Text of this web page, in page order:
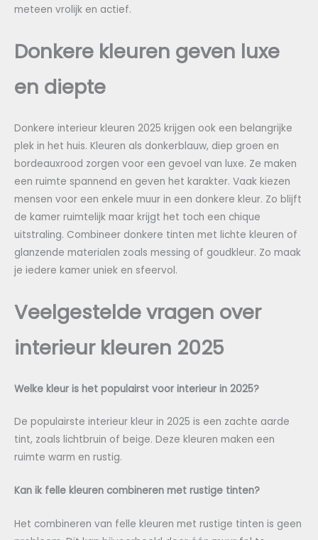
meteen vrolijk en actief.
Donkere kleuren geven luxe
en diepte
Donkere interieur kleuren 2025 krijgen ook een belangrijke
plek in het huis. Kleuren als donkerblauw, diep groen en
bordeauxrood zorgen voor een gevoel van luxe. Ze maken
een ruimte spannend en geven het karakter. Vaak kiezen
mensen voor een enkele muur in een donkere kleur. Zo blijft
de kamer ruimtelijk maar krijgt het toch een chique
uitstraling. Combineer donkere tinten met lichte kleuren of
glanzende materialen zoals messing of goudkleur. Zo maak
je iedere kamer uniek en sfeervol.
Veelgestelde vragen over
interieur kleuren 2025
Welke kleur is het populairst voor interieur in 2025?
De populairste interieur kleur in 2025 is een zachte aarde
tint, zoals lichtbruin of beige. Deze kleuren maken een
ruimte warm en rustig.
Kan ik felle kleuren combineren met rustige tinten?
Het combineren van felle kleuren met rustige tinten is geen